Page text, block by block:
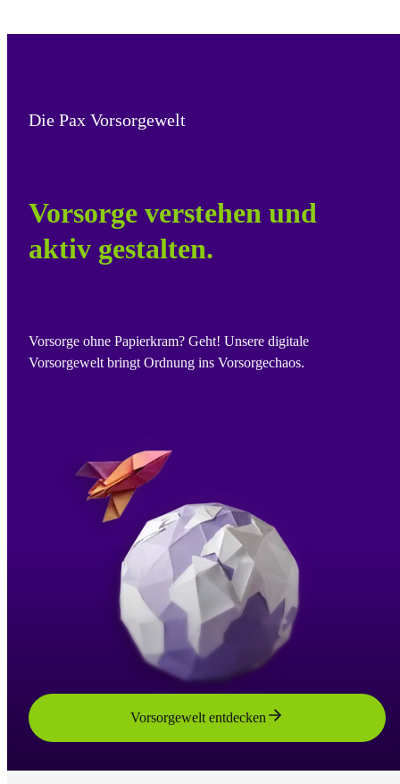
Die Pax Vorsorgewelt
Vorsorge verstehen und
aktiv gestalten.
Vorsorge ohne Papierkram? Geht! Unsere digitale
Vorsorgewelt bringt Ordnung ins Vorsorgechaos.
Vorsorgewelt entdecken